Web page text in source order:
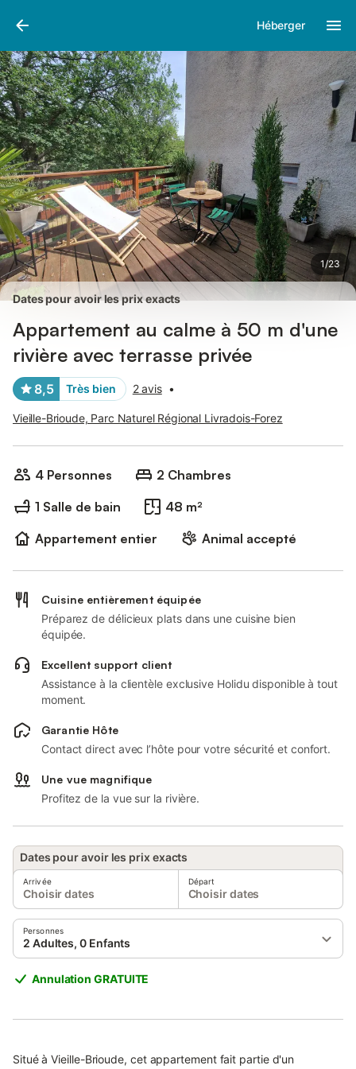
Héberger
1/23
Photos
Dates pour avoir les prix exacts
Appartement au calme à 50 m d'une
rivière avec terrasse privée
8,5 Très bien 2 avis •
Vieille-Brioude, Parc Naturel Régional Livradois-Forez
4 Personnes
2 Chambres
1 Salle de bain
48 m²
Appartement entier
Animal accepté
Cuisine entièrement équipée
Préparez de délicieux plats dans une cuisine bien
équipée.
Excellent support client
Assistance à la clientèle exclusive Holidu disponible à tout
moment.
Garantie Hôte
Contact direct avec l’hôte pour votre sécurité et confort.
Une vue magnifique
Profitez de la vue sur la rivière.
Dates pour avoir les prix exacts
Arrivée
Choisir dates
Départ
Choisir dates
Personnes
2 Adultes, 0 Enfants
Annulation GRATUITE
Situé à Vieille-Brioude, cet appartement fait partie d'un